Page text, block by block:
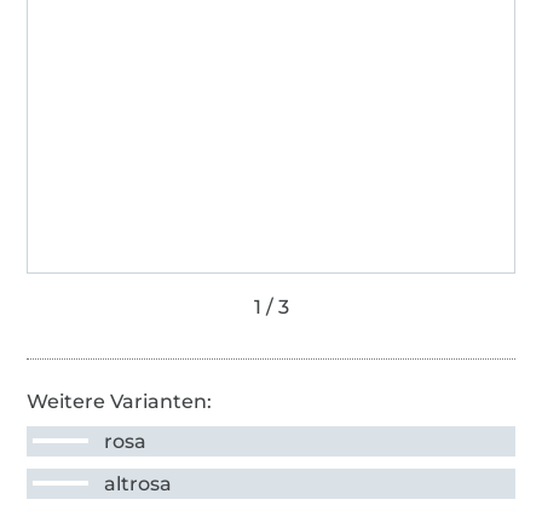
Weitere Varianten:
rosa
altrosa